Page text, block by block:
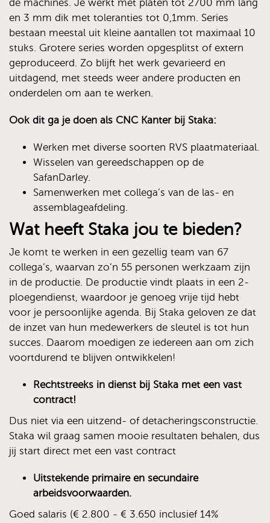
de machines. Je werkt met platen tot 2700 mm lang
en 3 mm dik met toleranties tot 0,1mm. Series
bestaan meestal uit kleine aantallen tot maximaal 10
stuks. Grotere series worden opgesplitst of extern
geproduceerd. Zo blijft het werk gevarieerd en
uitdagend, met steeds weer andere producten en
onderdelen om aan te werken.
Ook dit ga je doen als CNC Kanter bij Staka:
Werken met diverse soorten RVS plaatmateriaal.
Wisselen van gereedschappen op de
SafanDarley.
Samenwerken met collega’s van de las- en
assemblageafdeling.
Wat heeft Staka jou te bieden?
Je komt te werken in een gezellig team van 67
collega’s, waarvan zo’n 55 personen werkzaam zijn
in de productie. De productie vindt plaats in een 2-
ploegendienst, waardoor je genoeg vrije tijd hebt
voor je persoonlijke agenda. Bij Staka geloven ze dat
de inzet van hun medewerkers de sleutel is tot hun
succes. Daarom moedigen ze iedereen aan om zich
voortdurend te blijven ontwikkelen!
Rechtstreeks in dienst bij Staka met een vast
contract!
Dus niet via een uitzend- of detacheringsconstructie.
Staka wil graag samen mooie resultaten behalen, dus
jij start direct met een vast contract
Uitstekende primaire en secundaire
arbeidsvoorwaarden.
Goed salaris (€ 2.800 - € 3.650 inclusief 14%